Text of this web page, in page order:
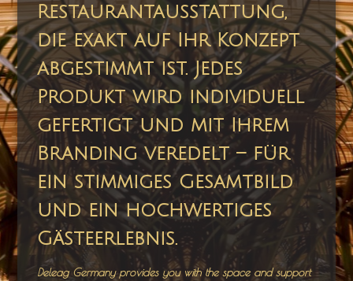
Restaurantausstattung,
die exakt auf Ihr Konzept
abgestimmt ist. Jedes
Produkt wird individuell
gefertigt und mit Ihrem
Branding veredelt – für
ein stimmiges Gesamtbild
und ein hochwertiges
Gästeerlebnis.
Deleag Germany provides you with the space and support